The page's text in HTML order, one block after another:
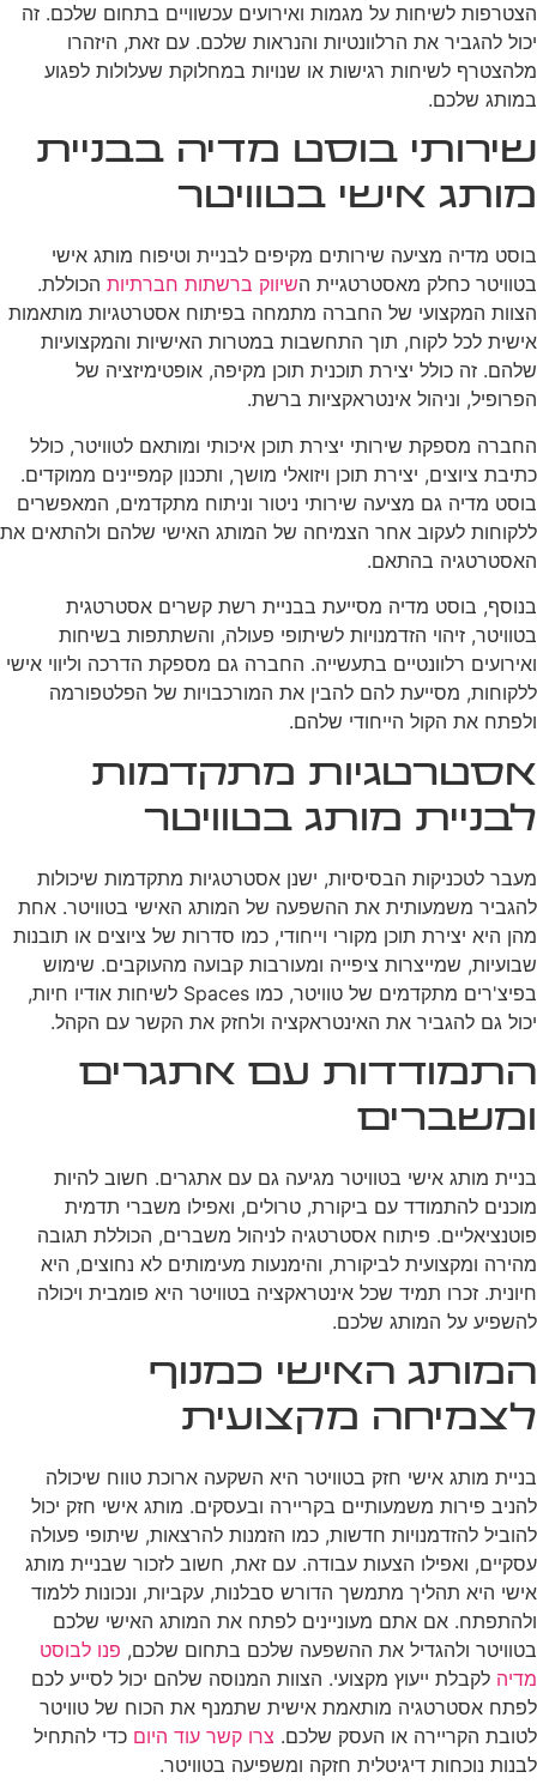
הצטרפות לשיחות על מגמות ואירועים עכשוויים בתחום שלכם. זה
יכול להגביר את הרלוונטיות והנראות שלכם. עם זאת, היזהרו
מלהצטרף לשיחות רגישות או שנויות במחלוקת שעלולות לפגוע
במותג שלכם.
שירותי בוסט מדיה בבניית
מותג אישי בטוויטר
בוסט מדיה מציעה שירותים מקיפים לבניית וטיפוח מותג אישי
בטוויטר כחלק מאסטרטגיית השיווק ברשתות חברתיות הכוללת.
הצוות המקצועי של החברה מתמחה בפיתוח אסטרטגיות מותאמות
אישית לכל לקוח, תוך התחשבות במטרות האישיות והמקצועיות
שלהם. זה כולל יצירת תוכנית תוכן מקיפה, אופטימיזציה של
הפרופיל, וניהול אינטראקציות ברשת.
החברה מספקת שירותי יצירת תוכן איכותי ומותאם לטוויטר, כולל
כתיבת ציוצים, יצירת תוכן ויזואלי מושך, ותכנון קמפיינים ממוקדים.
בוסט מדיה גם מציעה שירותי ניטור וניתוח מתקדמים, המאפשרים
ללקוחות לעקוב אחר הצמיחה של המותג האישי שלהם ולהתאים את
האסטרטגיה בהתאם.
בנוסף, בוסט מדיה מסייעת בבניית רשת קשרים אסטרטגית
בטוויטר, זיהוי הזדמנויות לשיתופי פעולה, והשתתפות בשיחות
ואירועים רלוונטיים בתעשייה. החברה גם מספקת הדרכה וליווי אישי
ללקוחות, מסייעת להם להבין את המורכבויות של הפלטפורמה
ולפתח את הקול הייחודי שלהם.
אסטרטגיות מתקדמות
לבניית מותג בטוויטר
מעבר לטכניקות הבסיסיות, ישנן אסטרטגיות מתקדמות שיכולות
להגביר משמעותית את ההשפעה של המותג האישי בטוויטר. אחת
מהן היא יצירת תוכן מקורי וייחודי, כמו סדרות של ציוצים או תובנות
שבועיות, שמייצרות ציפייה ומעורבות קבועה מהעוקבים. שימוש
בפיצ'רים מתקדמים של טוויטר, כמו Spaces לשיחות אודיו חיות,
יכול גם להגביר את האינטראקציה ולחזק את הקשר עם הקהל.
התמודדות עם אתגרים
ומשברים
בניית מותג אישי בטוויטר מגיעה גם עם אתגרים. חשוב להיות
מוכנים להתמודד עם ביקורת, טרולים, ואפילו משברי תדמית
פוטנציאליים. פיתוח אסטרטגיה לניהול משברים, הכוללת תגובה
מהירה ומקצועית לביקורת, והימנעות מעימותים לא נחוצים, היא
חיונית. זכרו תמיד שכל אינטראקציה בטוויטר היא פומבית ויכולה
להשפיע על המותג שלכם.
המותג האישי כמנוף
לצמיחה מקצועית
בניית מותג אישי חזק בטוויטר היא השקעה ארוכת טווח שיכולה
להניב פירות משמעותיים בקריירה ובעסקים. מותג אישי חזק יכול
להוביל להזדמנויות חדשות, כמו הזמנות להרצאות, שיתופי פעולה
עסקיים, ואפילו הצעות עבודה. עם זאת, חשוב לזכור שבניית מותג
אישי היא תהליך מתמשך הדורש סבלנות, עקביות, ונכונות ללמוד
ולהתפתח. אם אתם מעוניינים לפתח את המותג האישי שלכם
בטוויטר ולהגדיל את ההשפעה שלכם בתחום שלכם, פנו לבוסט
מדיה לקבלת ייעוץ מקצועי. הצוות המנוסה שלהם יכול לסייע לכם
לפתח אסטרטגיה מותאמת אישית שתמנף את הכוח של טוויטר
לטובת הקריירה או העסק שלכם. צרו קשר עוד היום כדי להתחיל
לבנות נוכחות דיגיטלית חזקה ומשפיעה בטוויטר.